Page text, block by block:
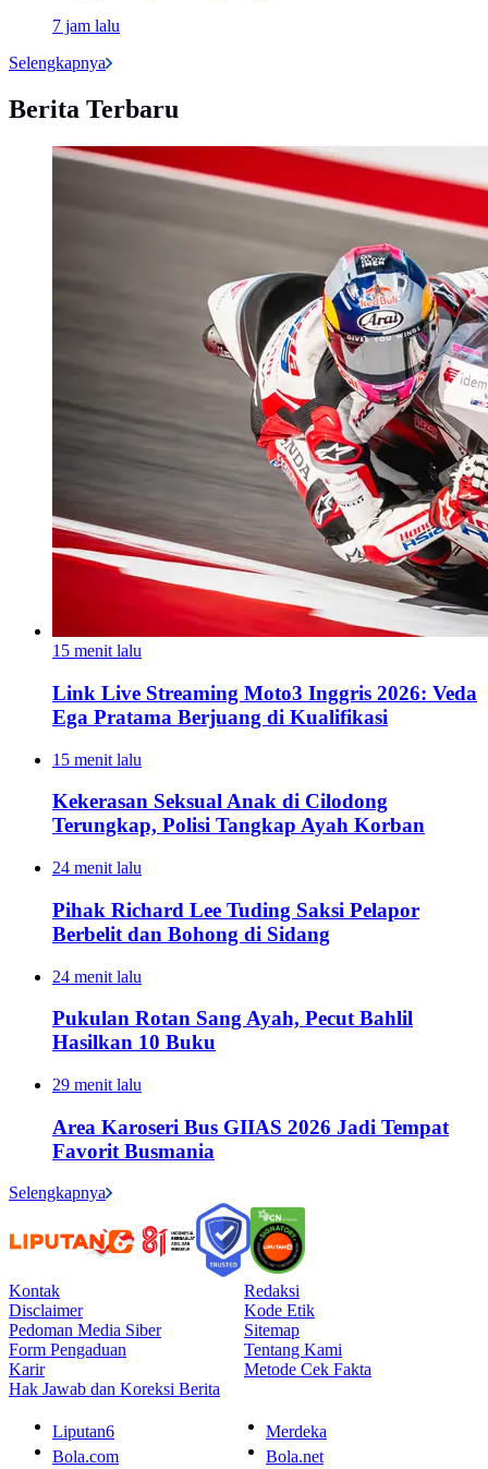
7 jam lalu
Selengkapnya
Berita Terbaru
15 menit lalu
Link Live Streaming Moto3 Inggris 2026: Veda
Ega Pratama Berjuang di Kualifikasi
15 menit lalu
Kekerasan Seksual Anak di Cilodong
Terungkap, Polisi Tangkap Ayah Korban
24 menit lalu
Pihak Richard Lee Tuding Saksi Pelapor
Berbelit dan Bohong di Sidang
24 menit lalu
Pukulan Rotan Sang Ayah, Pecut Bahlil
Hasilkan 10 Buku
29 menit lalu
Area Karoseri Bus GIIAS 2026 Jadi Tempat
Favorit Busmania
Selengkapnya
Kontak
Redaksi
Disclaimer
Kode Etik
Pedoman Media Siber
Sitemap
Form Pengaduan
Tentang Kami
Karir
Metode Cek Fakta
Hak Jawab dan Koreksi Berita
Liputan6
Merdeka
Bola.com
Bola.net